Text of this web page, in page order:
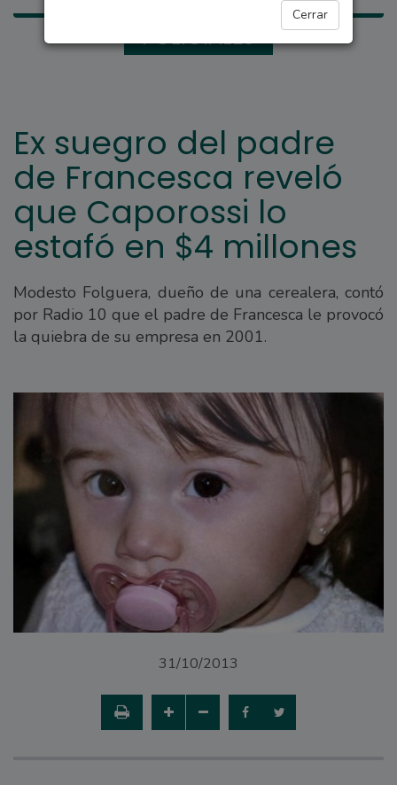
Cerrar
POLICIALES
Ex suegro del padre
de Francesca reveló
que Caporossi lo
estafó en $4 millones
Modesto Folguera, dueño de una cerealera, contó
por Radio 10 que el padre de Francesca le provocó
la quiebra de su empresa en 2001.
31/10/2013